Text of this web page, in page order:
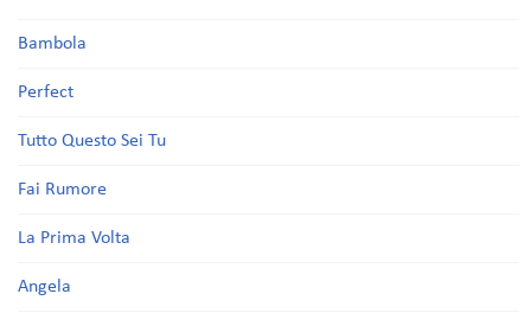
Bambola
Perfect
Tutto Questo Sei Tu
Fai Rumore
La Prima Volta
Angela